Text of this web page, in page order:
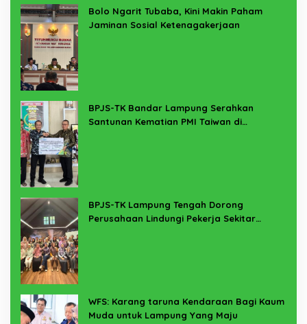
Bolo Ngarit Tubaba, Kini Makin Paham
Jaminan Sosial Ketenagakerjaan
BPJS-TK Bandar Lampung Serahkan
Santunan Kematian PMI Taiwan di
BPJS-TK Lampung Tengah Dorong
Perusahaan Lindungi Pekerja Sekitar
WFS: Karang taruna Kendaraan Bagi Kaum
Muda untuk Lampung Yang Maju